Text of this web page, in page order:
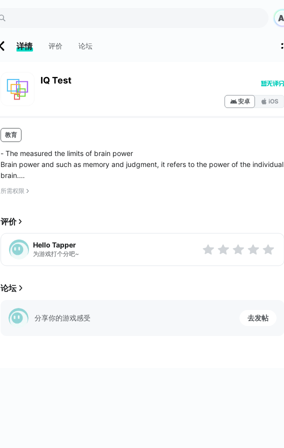
详情 评价 论坛
IQ Test
安卓 iOS
教育
- The measured the limits of brain power
Brain power and such as memory and judgment, it refers to the power of the individual
brain.
Brain power is also personal qualities, but you can train in the training.
所需权限
评价
Hello Tapper
为游戏打个分吧~
论坛
分享你的游戏感受 去发帖